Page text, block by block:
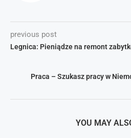
previous post
Legnica: Pieniądze na remont
Praca – Szukasz pracy w
YOU MAY